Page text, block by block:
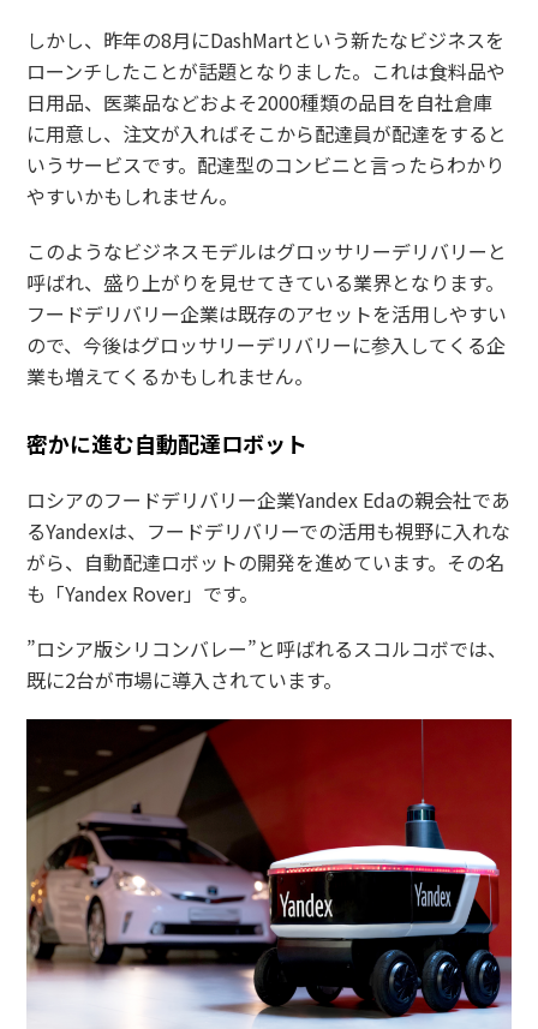
しかし、昨年の8月にDashMartという新たなビジネスを
ローンチしたことが話題となりました。これは食料品や
日用品、医薬品などおよそ2000種類の品目を自社倉庫
に用意し、注文が入ればそこから配達員が配達をすると
いうサービスです。配達型のコンビニと言ったらわかり
やすいかもしれません。
このようなビジネスモデルはグロッサリーデリバリーと
呼ばれ、盛り上がりを見せてきている業界となります。
フードデリバリー企業は既存のアセットを活用しやすい
ので、今後はグロッサリーデリバリーに参入してくる企
業も増えてくるかもしれません。
密かに進む自動配達ロボット
ロシアのフードデリバリー企業Yandex Edaの親会社であ
るYandexは、フードデリバリーでの活用も視野に入れな
がら、自動配達ロボットの開発を進めています。その名
も「Yandex Rover」です。
”ロシア版シリコンバレー”と呼ばれるスコルコボでは、
既に2台が市場に導入されています。